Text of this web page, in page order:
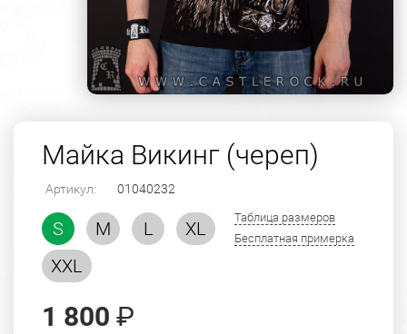
Майка Викинг (череп)
Артикул: 01040232
S M L
XL
XXL
Таблица размеров
Бесплатная примерка
1 800 ₽